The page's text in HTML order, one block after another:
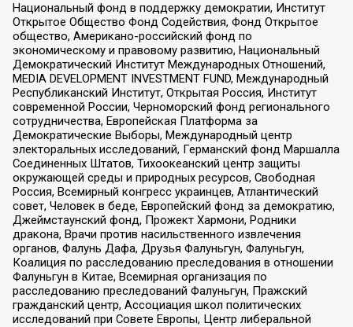
Национальный фонд в поддержку демократии, Институт
Открытое Общество Фонд Содействия, Фонд Открытое
общество, Американо-российский фонд по
экономическому и правовому развитию, Национальный
Демократический Институт Международных Отношений,
MEDIA DEVELOPMENT INVESTMENT FUND, Международный
Республиканский Институт, Открытая Россия, Институт
современной России, Черноморский фонд регионального
сотрудничества, Европейская Платформа за
Демократические Выборы, Международный центр
электоральных исследований, Германский фонд Маршалла
Соединенных Штатов, Тихоокеанский центр защиты
окружающей среды и природных ресурсов, Свободная
Россия, Всемирный конгресс украинцев, Атлантический
совет, Человек в беде, Европейский фонд за демократию,
Джеймстаунский фонд, Прожект Хармони, Родники
дракона, Врачи против насильственного извлечения
органов, Фалунь Дафа, Друзья Фалуньгун, Фалуньгун,
Коалиция по расследованию преследования в отношении
Фалуньгун в Китае, Всемирная организация по
расследованию преследований Фалуньгун, Пражский
гражданский центр, Ассоциация школ политических
исследований при Совете Европы, Центр либеральной